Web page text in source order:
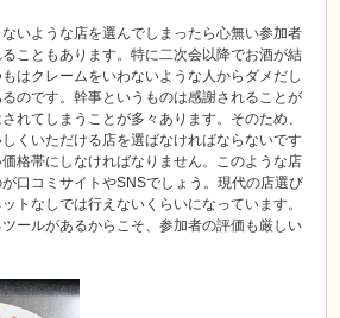
いような店を選んでしまったら心無い参加者
こともあります。特に二次会以降でお酒が結
はクレームをいわないような人からダメだし
のです。幹事というものは感謝されることが
れてしまうことが多々あります。そのため、
くいただける店を選ばなければならないです
格帯にしなければなりません。このような店
口コミサイトやSNSでしょう。現代の店選び
トなしでは行えないくらいになっています。
ールがあるからこそ、参加者の評価も厳しい